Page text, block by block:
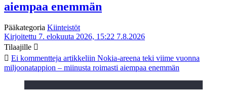
aiempaa enemmän
Pääkategoria Kiinteistöt
Kirjoitettu 7. elokuuta 2026, 15:22 7.8.2026
Tilaajille
Ei kommentteja artikkeliin Nokia-areena teki viime vuonna
miljoonatappion – miinusta roimasti aiempaa enemmän